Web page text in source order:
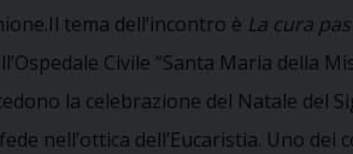
tema dell’incontro è La cura
Civile “Santa Maria della
la celebrazione del Natale
nell’ottica dell’Eucaristia. Uno